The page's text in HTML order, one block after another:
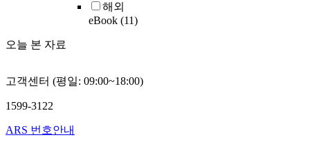
해외
eBook (11)
오늘 본 자료
고객센터 (평일: 09:00~18:00)
1599-3122
ARS 번호안내